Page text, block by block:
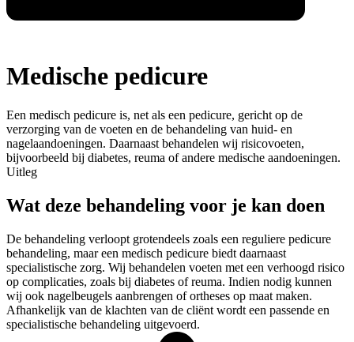
Medische pedicure
Een medisch pedicure is, net als een pedicure, gericht op de
verzorging van de voeten en de behandeling van huid- en
nagelaandoeningen. Daarnaast behandelen wij risicovoeten,
bijvoorbeeld bij diabetes, reuma of andere medische aandoeningen.
Uitleg
Wat deze behandeling voor je kan doen
De behandeling verloopt grotendeels zoals een reguliere pedicure
behandeling, maar een medisch pedicure biedt daarnaast
specialistische zorg. Wij behandelen voeten met een verhoogd risico
op complicaties, zoals bij diabetes of reuma. Indien nodig kunnen
wij ook nagelbeugels aanbrengen of ortheses op maat maken.
Afhankelijk van de klachten van de cliënt wordt een passende en
specialistische behandeling uitgevoerd.